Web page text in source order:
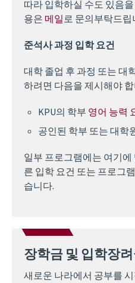
따라 입학하실 수도 있음
용은 메일 로 문의부탁드립
준석사 과정 입학 요건
대학 졸업 후 과정 또는 대
하려면 다음을 제시해야
KPU의 학부 영어 능력
공인된 학부 또는 대학
일부 프로그램에는 여기
른 입학 요건 또는 프로그
습니다.
장학금 및 입학장
새로운 나라에서 공부를